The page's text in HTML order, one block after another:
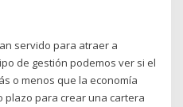
servido para atraer a
de gestión podemos ver si el
o menos que la economía
plazo para crear una cartera